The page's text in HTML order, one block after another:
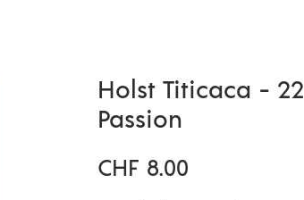
Holst Titicaca - 22
Passion
CHF 8.00